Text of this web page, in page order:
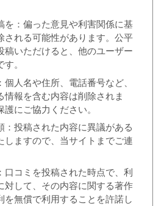
を：偏った意見や利害関係に基
される可能性があります。公平
稿いただけると、他のユーザー
。
人名や住所、電話番号など、
情報を含む内容は削除されま
にご協力ください。
：投稿された内容に異議がある
しますので、当サイトまでご連
口コミを投稿された時点で、利
対して、その内容に関する著作
を無償で利用することを許諾し